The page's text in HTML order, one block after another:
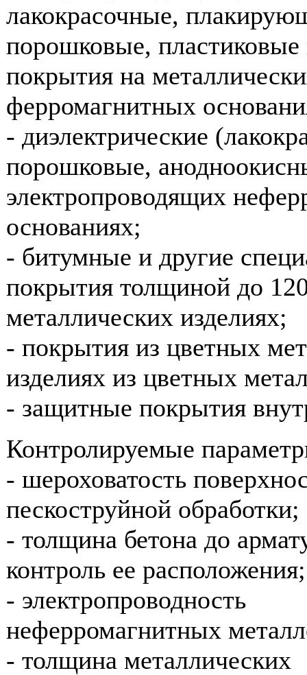
лакокрасочные,
порошковые,
покрытия на
ферромагнитных
- диэлектрические
порошковые,
электропроводящих
основаниях;
- битумные и другие
покрытия толщиной до
металлических изделиях;
- покрытия из цветных
изделиях из цветных
- защитные покрытия
Контролируемые
- шероховатость
пескоструйной обработки;
- толщина бетона до
контроль ее расположения;
- электропроводность
неферромагнитных
- толщина металлических